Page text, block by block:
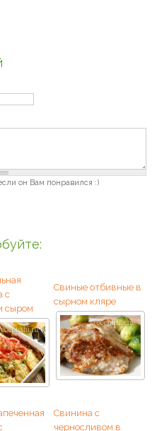
он Вам понравился :)
с
сыром
Свиные отбивные в
сырном кляре
Свинина с
черносливом в